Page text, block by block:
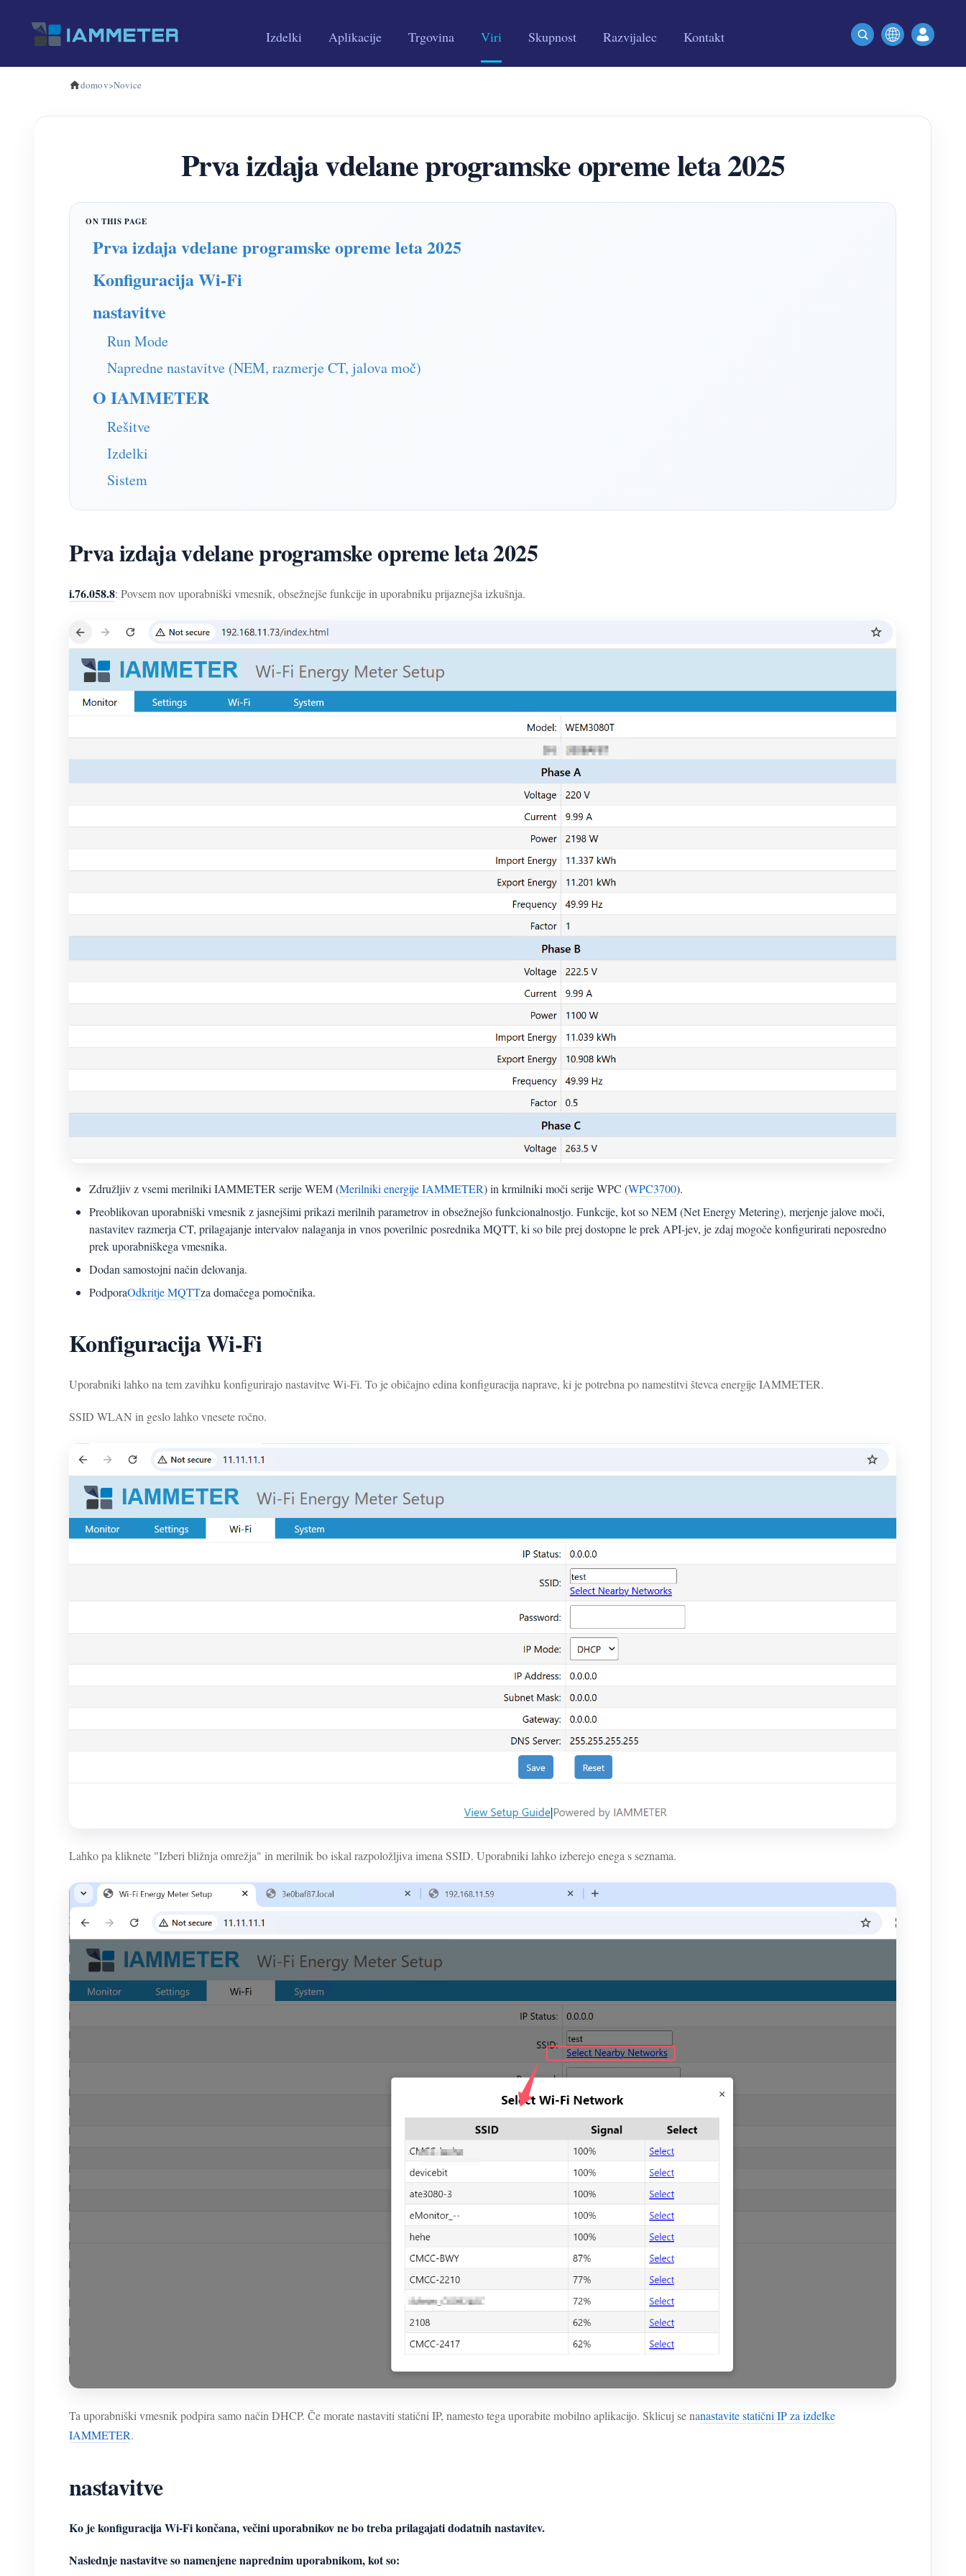
Izdelki Aplikacije Trgovina Viri Skupnost Razvijalec Kontakt
domov>Novice
Prva izdaja vdelane programske opreme leta 2025
Prva izdaja vdelane programske opreme leta 2025
Konfiguracija Wi-Fi
nastavitve
Run Mode
Napredne nastavitve (NEM, razmerje CT, jalova moč)
O IAMMETER
Rešitve
Izdelki
Sistem
Prva izdaja vdelane programske opreme leta 2025
i.76.058.8: Povsem nov uporabniški vmesnik, obsežnejše funkcije in uporabniku prijaznejša izkušnja.
Združljiv z vsemi merilniki IAMMETER serije WEM (Merilniki energije IAMMETER) in krmilniki moči serije WPC (WPC3700).
Preoblikovan uporabniški vmesnik z jasnejšimi prikazi merilnih parametrov in obsežnejšo funkcionalnostjo. Funkcije, kot so NEM (Net Energy Metering), merjenje jalove moči,
nastavitev razmerja CT, prilagajanje intervalov nalaganja in vnos poverilnic posrednika MQTT, ki so bile prej dostopne le prek API-jev, je zdaj mogoče konfigurirati neposredno
prek uporabniškega vmesnika.
Dodan samostojni način delovanja.
PodporaOdkritje MQTTza domačega pomočnika.
Konfiguracija Wi-Fi
Uporabniki lahko na tem zavihku konfigurirajo nastavitve Wi-Fi. To je običajno edina konfiguracija naprave, ki je potrebna po namestitvi števca energije IAMMETER.
SSID WLAN in geslo lahko vnesete ročno.
Lahko pa kliknete "Izberi bližnja omrežja" in merilnik bo iskal razpoložljiva imena SSID. Uporabniki lahko izberejo enega s seznama.
Ta uporabniški vmesnik podpira samo način DHCP. Če morate nastaviti statični IP, namesto tega uporabite mobilno aplikacijo. Sklicuj se nanastavite statični IP za izdelke
IAMMETER.
nastavitve
Ko je konfiguracija Wi-Fi končana, večini uporabnikov ne bo treba prilagajati dodatnih nastavitev.
Naslednje nastavitve so namenjene naprednim uporabnikom, kot so: